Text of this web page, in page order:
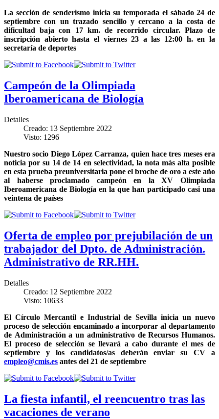
La sección de senderismo inicia su temporada el sábado 24 de
septiembre con un trazado sencillo y cercano a la costa de
dificultad baja con 17 km. de recorrido circular. Plazo de
inscripción abierto hasta el viernes 23 a las 12:00 h. en la
secretaría de deportes
Campeón de la Olimpiada
Iberoamericana de Biología
Detalles
Creado: 13 Septiembre 2022
Visto: 1296
Nuestro socio Diego López Carranza, quien hace tres meses era
noticia por su 14 de 14 en selectividad, la nota más alta posible
en esta prueba preuniversitaria pone el broche de oro a este año
al haberse proclamado campeón en la XV Olimpiada
Iberoamericana de Biología en la que han participado casi una
veintena de países
Oferta de empleo por prejubilación de un
trabajador del Dpto. de Administración.
Administrativo de RR.HH.
Detalles
Creado: 12 Septiembre 2022
Visto: 10633
El Círculo Mercantil e Industrial de Sevilla inicia un nuevo
proceso de selección encaminado a incorporar al departamento
de Administración a un administrativo de Recursos Humanos.
El proceso de selección se llevará a cabo durante el mes de
septiembre y los candidatos/as deberán enviar su CV a
empleo@cmis.es antes del 21 de septiembre
La fiesta infantil, el reencuentro tras las
vacaciones de verano